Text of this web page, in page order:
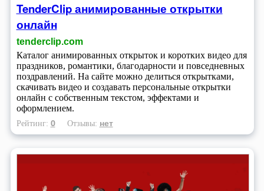
TenderClip анимированные открытки
онлайн
tenderclip.com
Каталог анимированных открыток и коротких видео для
праздников, романтики, благодарности и повседневных
поздравлений. На сайте можно делиться открытками,
скачивать видео и создавать персональные открытки
онлайн с собственным текстом, эффектами и
оформлением.
Рейтинг: 0 Отзывы: нет